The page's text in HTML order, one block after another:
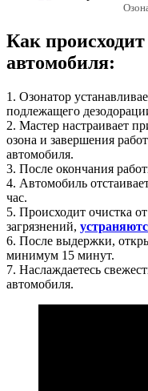
Как
автомобиля:
1. Озонатор
подлежащего
2. Мастер настраивает
озона и завершения
автомобиля.
3. После окончания
4. Автомобиль
час.
5. Происходит очистка
загрязнений,
6. После выдержки,
минимум 15 минут.
7. Наслаждаетесь
автомобиля.